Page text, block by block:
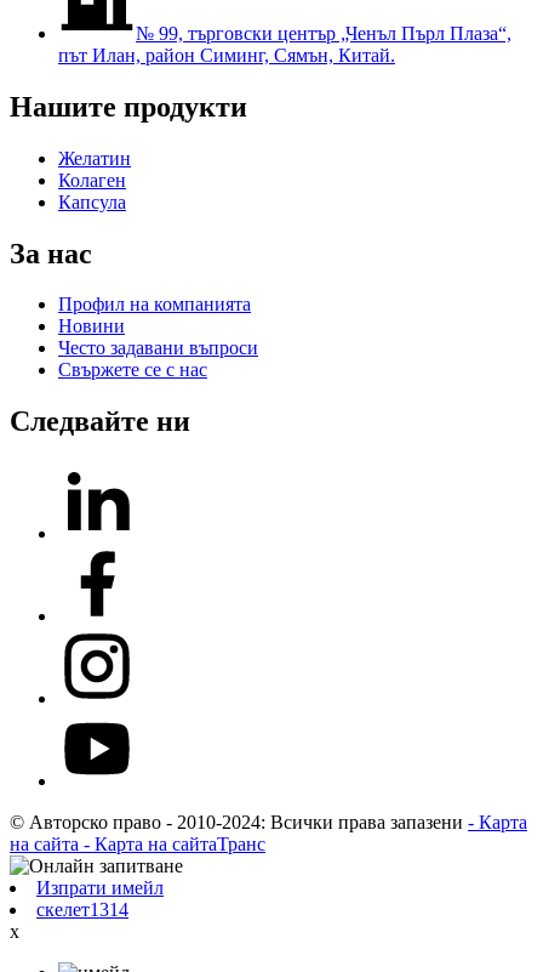
№ 99, търговски център „Ченъл Пърл Плаза“,
път Илан, район Симинг, Сямън, Китай.
Нашите продукти
Желатин
Колаген
Капсула
За нас
Профил на компанията
Новини
Често задавани въпроси
Свържете се с нас
Следвайте ни
© Авторско право - 2010-2024: Всички права запазени - Карта
на сайта - Карта на сайтаТранс
Изпрати имейл
скелет1314
х